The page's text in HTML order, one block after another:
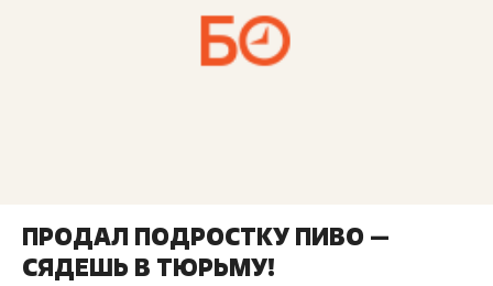
ПРОДАЛ ПОДРОСТКУ ПИВО —
СЯДЕШЬ В ТЮРЬМУ!